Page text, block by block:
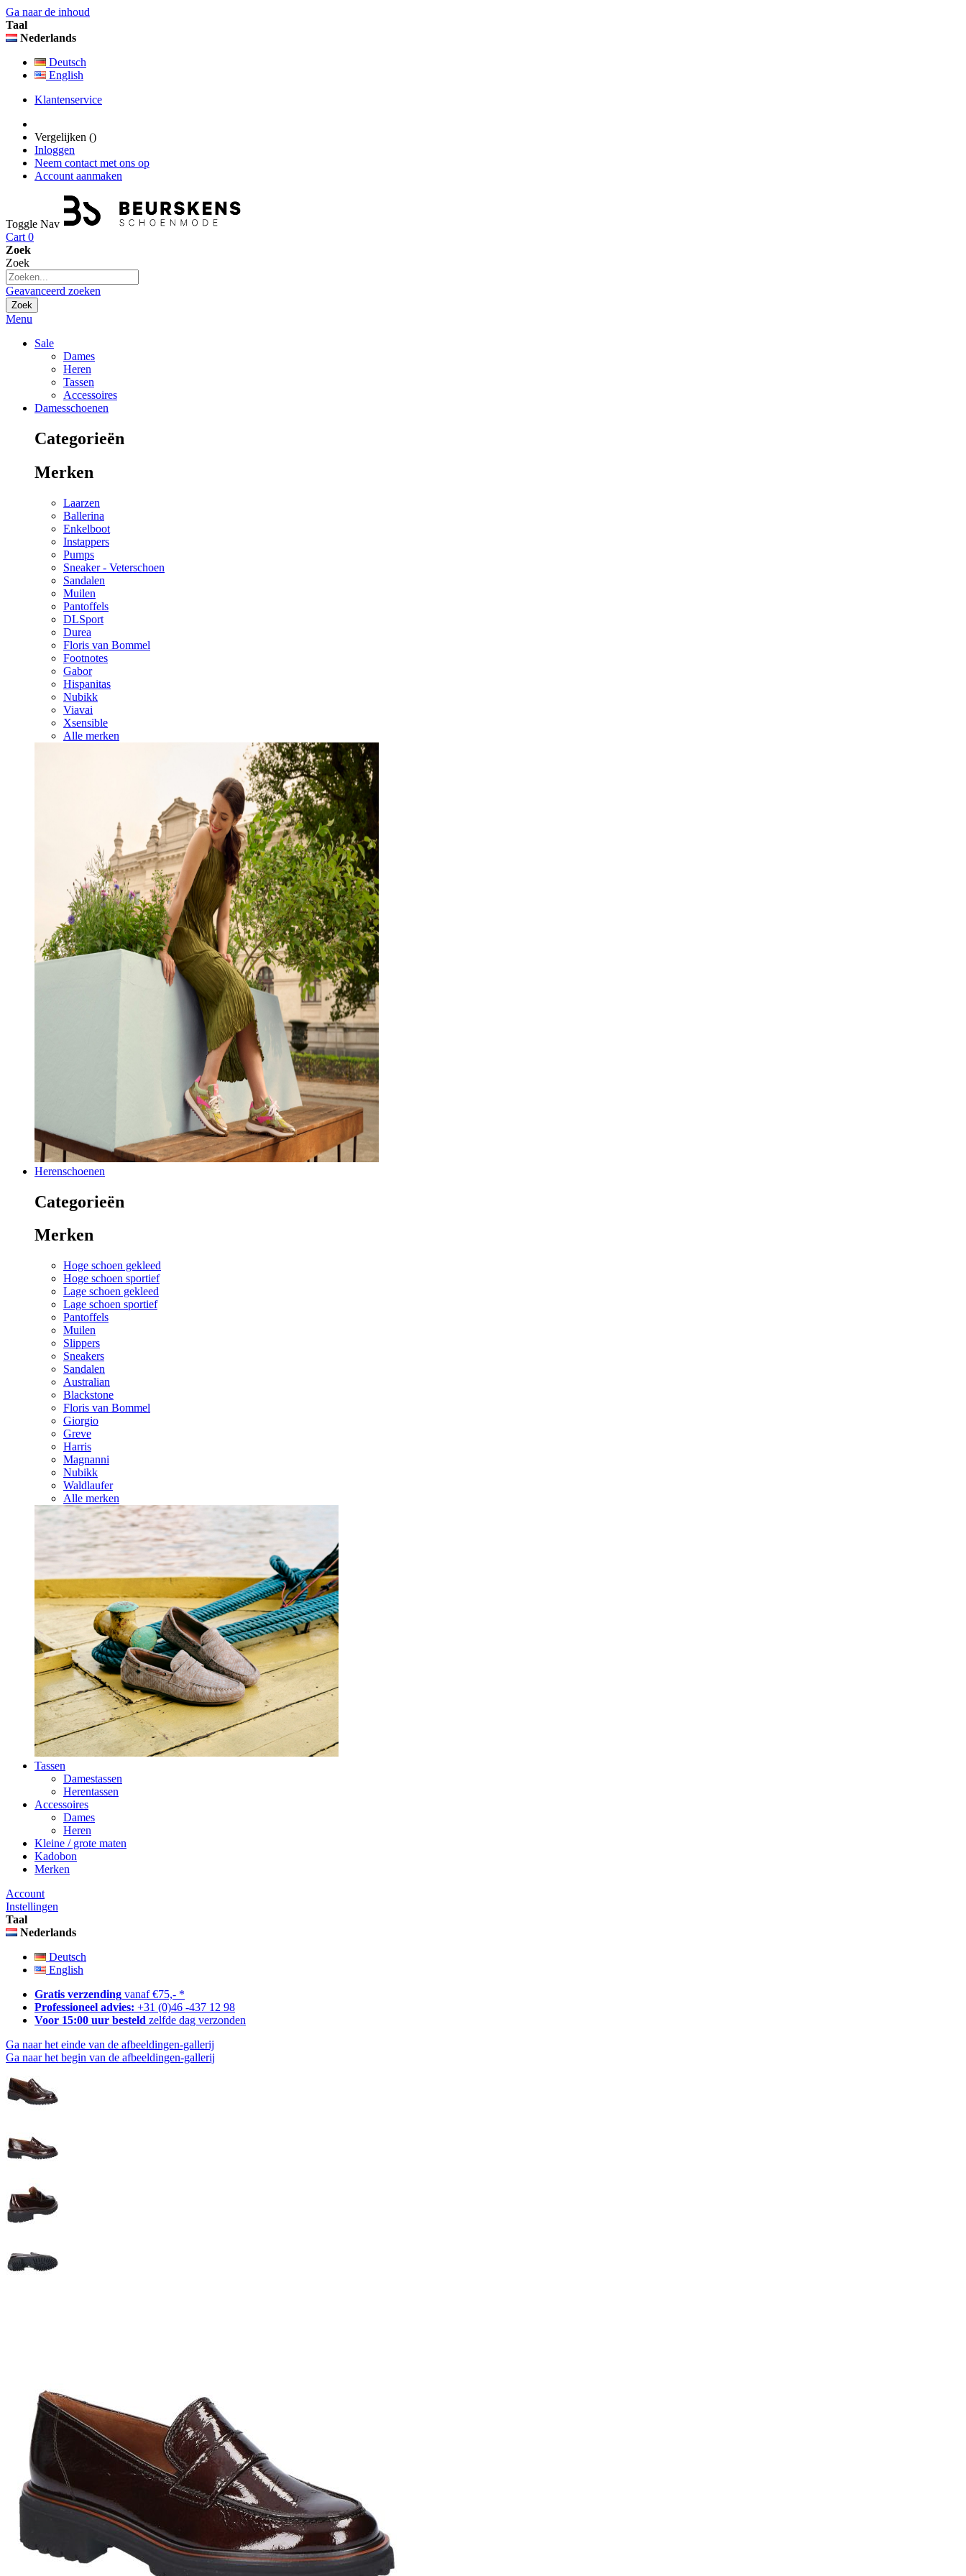
Ga naar de inhoud
Taal
Nederlands
Deutsch
English
Klantenservice
Vergelijken ()
Inloggen
Neem contact met ons op
Account aanmaken
Toggle Nav
Cart 0
Zoek
Zoek
Geavanceerd zoeken
Zoek
Menu
Sale
Dames
Heren
Tassen
Accessoires
Damesschoenen
Categorieën
Merken
Laarzen
Ballerina
Enkelboot
Instappers
Pumps
Sneaker - Veterschoen
Sandalen
Muilen
Pantoffels
DLSport
Durea
Floris van Bommel
Footnotes
Gabor
Hispanitas
Nubikk
Viavai
Xsensible
Alle merken
Herenschoenen
Categorieën
Merken
Hoge schoen gekleed
Hoge schoen sportief
Lage schoen gekleed
Lage schoen sportief
Pantoffels
Muilen
Slippers
Sneakers
Sandalen
Australian
Blackstone
Floris van Bommel
Giorgio
Greve
Harris
Magnanni
Nubikk
Waldlaufer
Alle merken
Tassen
Damestassen
Herentassen
Accessoires
Dames
Heren
Kleine / grote maten
Kadobon
Merken
Account
Instellingen
Taal
Nederlands
Deutsch
English
Gratis verzending vanaf €75,- *
Professioneel advies: +31 (0)46 -437 12 98
Voor 15:00 uur besteld zelfde dag verzonden
Ga naar het einde van de afbeeldingen-gallerij
Ga naar het begin van de afbeeldingen-gallerij